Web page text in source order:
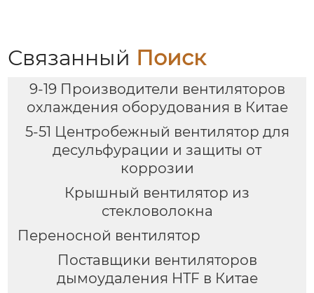
пожарной вентиляции,
подходит для
гражданских и
промышленных
объектов
Связанный Поиск
9-19 Производители вентиляторов
охлаждения оборудования в Китае
5-51 Центробежный вентилятор для
десульфурации и защиты от
коррозии
Крышный вентилятор из
стекловолокна
Переносной вентилятор
Поставщики вентиляторов
дымоудаления HTF в Китае